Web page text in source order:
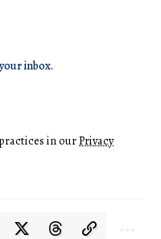
inbox.
in ourPrivacy